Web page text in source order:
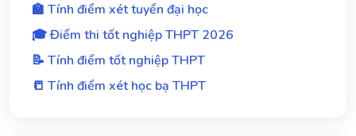
🏫 Tính điểm xét tuyển đại học
🎓 Điểm thi tốt nghiệp THPT 2026
📝 Tính điểm tốt nghiệp THPT
📒 Tính điểm xét học bạ THPT